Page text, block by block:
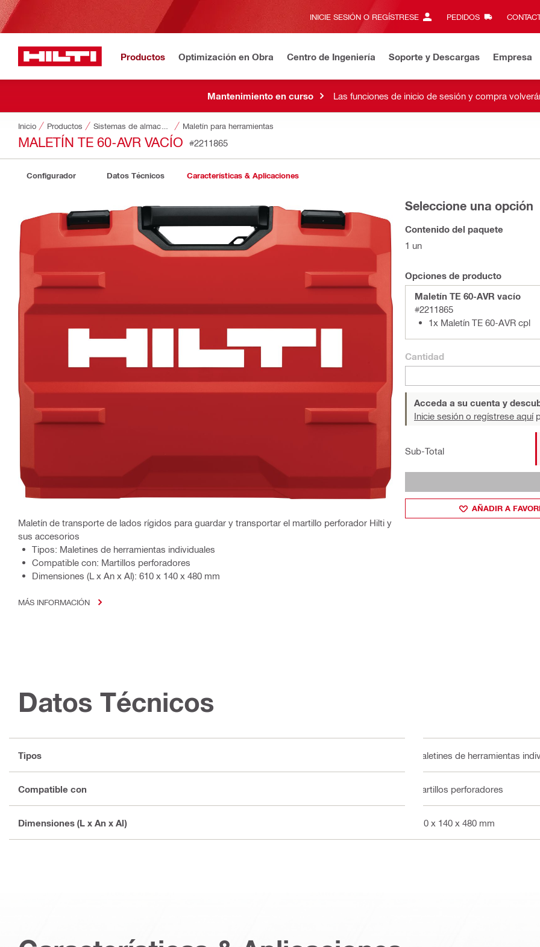
INICIE SESIÓN O REGÍSTRESE PEDIDOS
Productos Optimización en Obra Centro de Ingeniería Soporte y Descargas Empresa
Mantenimiento en curso Las funciones de inicio de sesión y compra
Inicio Productos Maletín para herramientas
MALETÍN TE 60-AVR VACÍO #2211865
Configurador Datos Técnicos Características & Aplicaciones
Maletín de transporte de lados rígidos para guardar y transportar el martillo perforador Hilti y
sus accesorios
Tipos: Maletines de herramientas individuales
Compatible con: Martillos perforadores
Dimensiones (L x An x Al): 610 x 140 x 480 mm
MÁS INFORMACIÓN
Seleccione una opción
Contenido del paquete
1 un
Opciones de producto
Maletín TE 60-AVR vacío
#2211865
1x Maletín TE 60-AVR cpl
Cantidad
Acceda a su cuenta y
Inicie sesión o regístrese aquí
Sub-Total
AÑADIR A
Datos Técnicos
Tipos Maletines de herramientas
Compatible con Martillos perforadores
Dimensiones (L x An x Al) 610 x 140 x 480 mm